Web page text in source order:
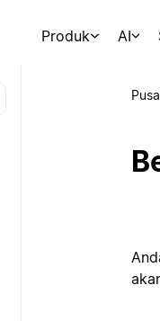
Produk AI